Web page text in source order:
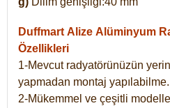
Duffmart Alize Alüminyum
Özellikleri
1-Mevcut radyatörünüzün
yapmadan montaj yapılabilme.
2-Mükemmel ve çeşitli